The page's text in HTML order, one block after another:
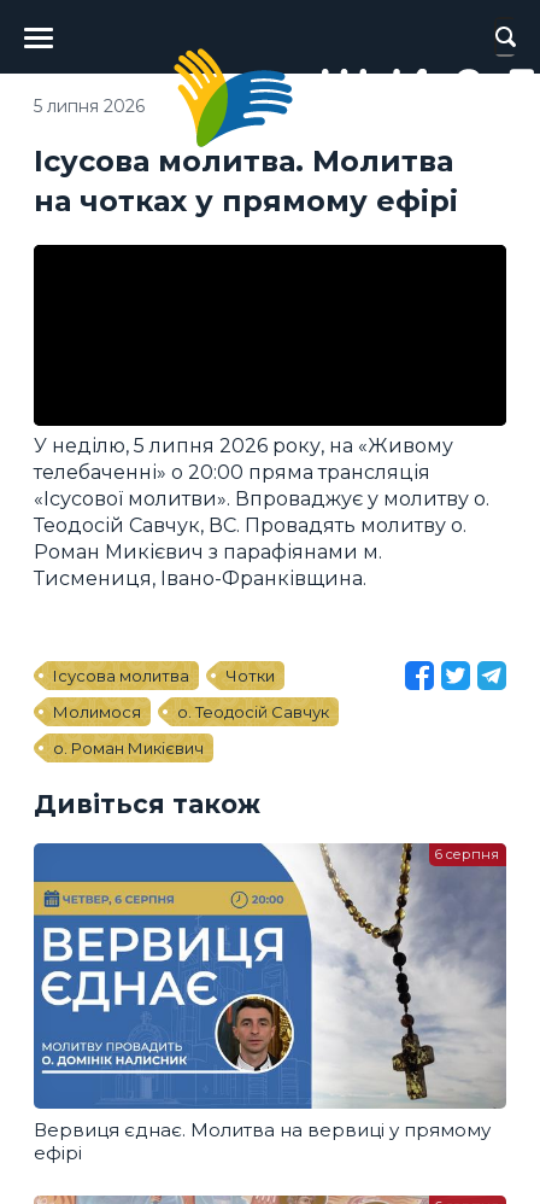
Головне
меню
Ісусова молитва. Молитва
на чотках у прямому ефірі
5 липня 2026
У неділю, 5 липня 2026 року, на «Живому
телебаченні» о 20:00 пряма трансляція
«Ісусової молитви». Впроваджує у молитву о.
Теодосій Савчук, ВС. Провадять молитву о.
Роман Микієвич з парафіянами м.
Тисмениця, Івано-Франківщина.
Ісусова молитва
Чотки
Молимося
о. Теодосій Савчук
о. Роман Микієвич
Дивіться також
Вервиця єднає. Молитва на вервиці у прямому
ефірі
6 серпня